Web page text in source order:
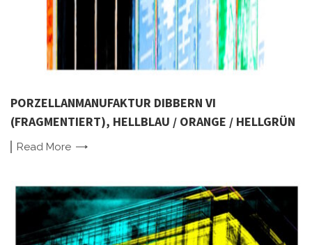
PORZELLANMANUFAKTUR DIBBERN VI
(FRAGMENTIERT), HELLBLAU / ORANGE / HELLGRÜN
Read More